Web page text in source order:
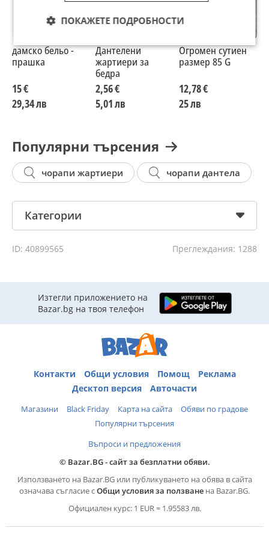
дамско бельо -
прашка
15 €
29,34 лв
Дантелени
жартиери за
бедра
2,56 €
5,01 лв
Огромен сутиен
размер 85 G
12,78 €
25 лв
Популярни търсения
чорапи жартиери чорапи дантела
Категории
ID: 40899565 Преглеждания: 1288
Изтегли приложението на
Bazar.bg на твоя телефон
Контакти Общи условия Помощ
Реклама
Десктоп версия
Авточасти
Магазини Black Friday Карта на сайта
Обяви по градове
Популярни търсения
Въпроси и предложения
© Bazar.BG - сайт за безплатни обяви.
Използването на Bazar.BG или публикуването на обява в сайта
означава съгласие сОбщи условия за ползване на Bazar.BG.
Официален курс: 1 EUR = 1.95583 лв.
ПОКАЖЕТЕ ПОДРОБНОСТИ